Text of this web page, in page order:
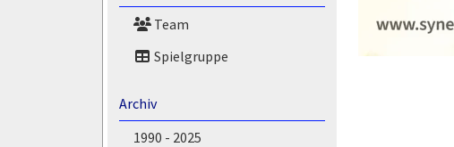
Team
Spielgruppe
Archiv
1990 - 2025